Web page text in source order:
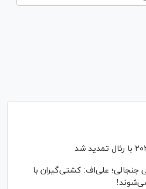
جنجالی؛ علی‌اف: کشتی‌گیران با
می‌شوند!